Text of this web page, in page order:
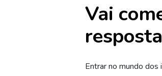
Vai
Entrar no mundo